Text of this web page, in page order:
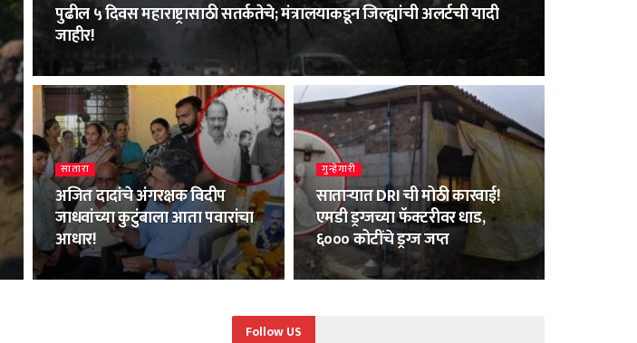
पुढील ५ दिवस महाराष्ट्रासाठी सतर्कतेचे; मंत्रालयाकडून जिल्ह्यांची अलर्टची यादी
जाहीर!
सातारा
अजित दादांचे अंगरक्षक विदीप
जाधवांच्या कुटुंबाला आता पवारांचा
आधार!
गुन्हेगारी
साताऱ्यात DRI ची मोठी कारवाई!
एमडी ड्रग्जच्या फॅक्टरीवर धाड,
६००० कोटींचे ड्रग्ज जप्त
Follow US